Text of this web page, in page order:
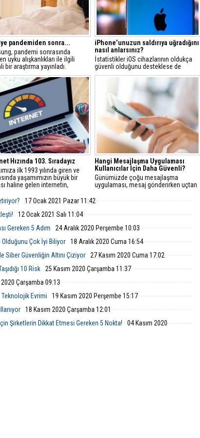
pandemiden sonra...
pandemi sonrasında
uyku alışkanlıkları ile ilgili
bir araştırma yayınladı.
iPhone’unuzun saldırıya uğradığını
nasıl anlarsınız?
İstatistikler iOS cihazlarının oldukça
güvenli olduğunu desteklese de
güvenliğiniz büyük ölçüde cihazlarınızı
nasıl kullandığınıza bağlı. Siber
güvenlik şirketi ESET, iOS güvenliği ile
ilgili bilinmesi gerekenleri sıraladı.
Hızında 103. Sıradayız
ilk 1993 yılında giren ve
yaşamımızın büyük bir
haline gelen internetin,
sabit geniş bant internet
da belli oldu.
Hangi Mesajlaşma Uygulaması
Kullanıcılar İçin Daha Güvenli?
Günümüzde çoğu mesajlaşma
uygulaması, mesaj gönderirken uçtan
nispeten güvenlidir.
17 Ocak 2021 Pazar 11:42
12 Ocak 2021 Salı 11:04
Gereken 5 Adım
24 Aralık 2020 Perşembe 10:03
Çok İyi Biliyor
18 Aralık 2020 Cuma 16:54
Siber Güvenliğin Altını Çiziyor
27 Kasım 2020 Cuma 17:02
10 Risk
25 Kasım 2020 Çarşamba 11:37
2020 Çarşamba 09:13
Teknolojik Evrimi
19 Kasım 2020 Perşembe 15:17
18 Kasım 2020 Çarşamba 12:01
Şirketlerin Dikkat Etmesi Gereken 5 Nokta!
04 Kasım 2020